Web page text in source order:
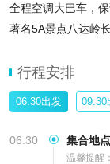
全程空调大巴车，
著名5A景点八达岭
行程安排
06:30出发 09:30
06:30 集合地
温馨提醒